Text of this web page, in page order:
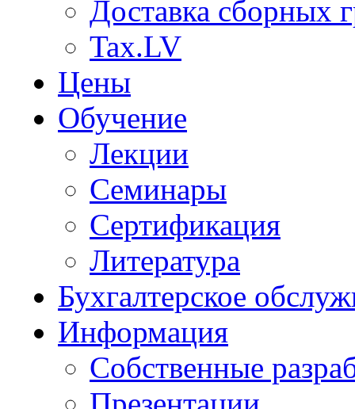
Доставка сборных
Tax.LV
Цены
Обучение
Лекции
Семинары
Сертификация
Литература
Бухгалтерское
Информация
Собственные